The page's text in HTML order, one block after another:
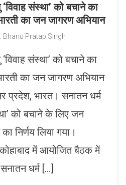
संस्था’ को बचाने का
का जन जागरण अभियान
Bhanu Pratap Singh
संस्था’ को बचाने का
का जन जागरण अभियान
प्रदेश, भारत। सनातन धर्म
को बचाने के लिए जन
निर्णय लिया गया।
में आयोजित बैठक में
सनातन धर्म […]